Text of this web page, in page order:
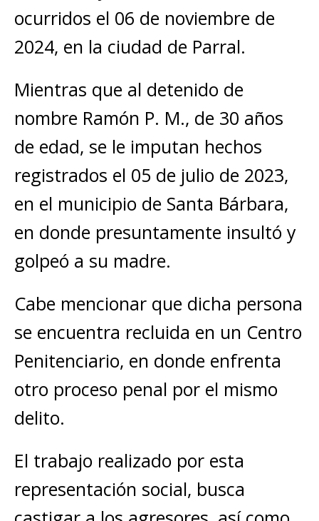
ocurridos el 06 de noviembre de
2024, en la ciudad de Parral.
Mientras que al detenido de
nombre Ramón P. M., de 30 años
de edad, se le imputan hechos
registrados el 05 de julio de 2023,
en el municipio de Santa Bárbara,
en donde presuntamente insultó y
golpeó a su madre.
Cabe mencionar que dicha persona
se encuentra recluida en un Centro
Penitenciario, en donde enfrenta
otro proceso penal por el mismo
delito.
El trabajo realizado por esta
representación social, busca